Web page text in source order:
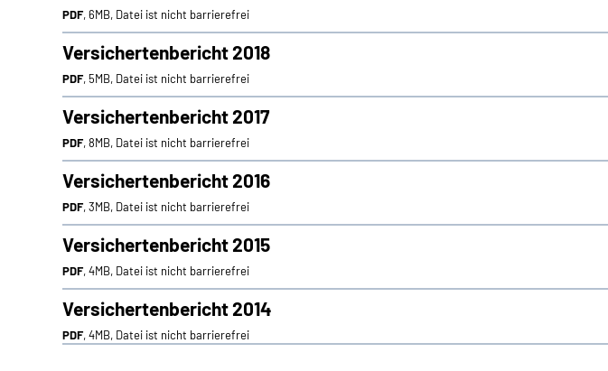
PDF, 6MB, Datei ist nicht barrierefrei
Versichertenbericht 2018
PDF, 5MB, Datei ist nicht barrierefrei
Versichertenbericht 2017
PDF, 8MB, Datei ist nicht barrierefrei
Versichertenbericht 2016
PDF, 3MB, Datei ist nicht barrierefrei
Versichertenbericht 2015
PDF, 4MB, Datei ist nicht barrierefrei
Versichertenbericht 2014
PDF, 4MB, Datei ist nicht barrierefrei